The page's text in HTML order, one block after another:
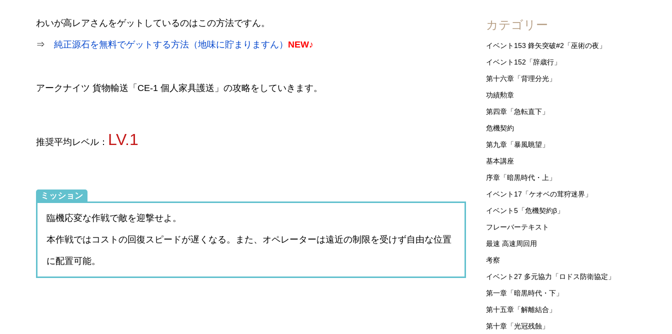
わいが高レアさんをゲットしているのはこの方法ですん。
⇒ 純正源石を無料でゲットする方法（地味に貯まりますん） NEW♪
アークナイツ 貨物輸送「CE-1 個人家具護送」の攻略をしていきます。
推奨平均レベル： LV.1
ミッション
臨機応変な作戦で敵を迎撃せよ。
本作戦ではコストの回復スピードが遅くなる。また、オペレーターは遠近の制限を受けず自由な位置
に配置可能。
カテゴリー
イベント153 鋒矢突破#2「巫術の夜」
イベント152「辞歳行」
第十六章「背理分光」
功績勲章
第四章「急転直下」
危機契約
第九章「暴風眺望」
基本講座
序章「暗黒時代・上」
イベント17「ケオベの茸狩迷界」
イベント5「危機契約β」
フレーバーテキスト
最速 高速周回用
考察
イベント27 多元協力「ロドス防衛協定」
第一章「暗黒時代・下」
第十五章「解離結合」
第十章「光冠残蝕」